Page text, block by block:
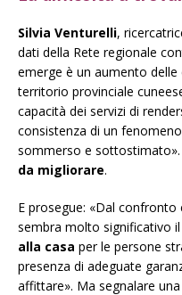
Silvia Venturelli,
dati della Rete regionale
emerge è un aumento delle
territorio provinciale
capacità dei servizi di
consistenza di un
sommerso e sottostimato».
da migliorare.
E prosegue: «Dal
sembra molto significativo
alla casa per le persone
presenza di adeguate
affittare». Ma segnalare